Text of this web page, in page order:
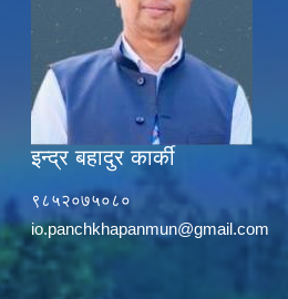
इन्द्र बहादुर कार्की
९८५२०७५०८०
io.panchkhapanmun@gmail.com